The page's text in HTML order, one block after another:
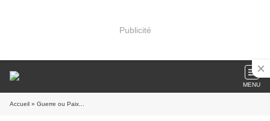
Publicité
MENU
Accueil » Guerre ou Paix...